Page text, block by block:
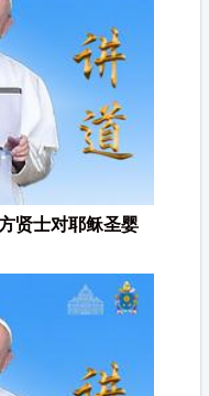
贤士对耶稣圣婴